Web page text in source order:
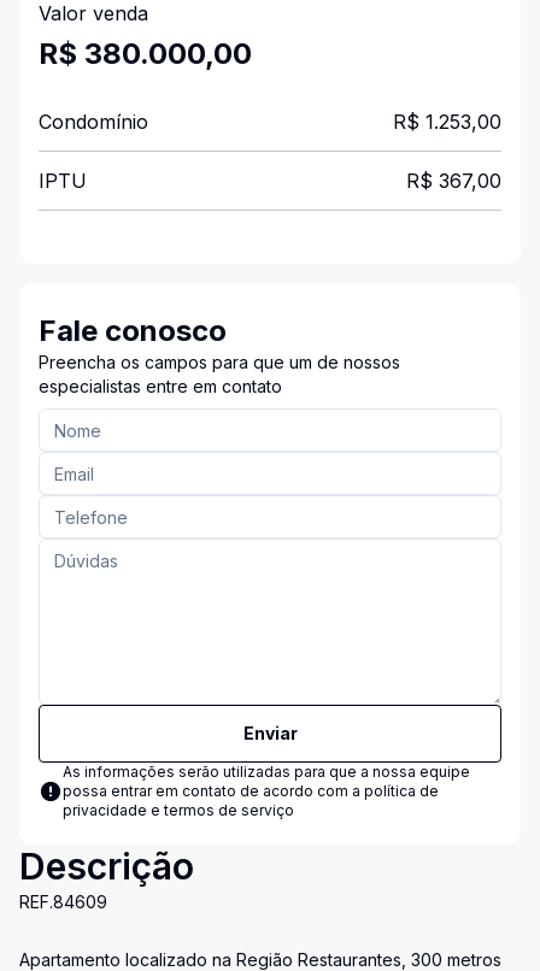
Valor venda
R$ 380.000,00
Condomínio R$ 1.253,00
IPTU R$ 367,00
Fale conosco
Preencha os campos para que um de nossos
especialistas entre em contato
Enviar
As informações serão utilizadas para que a nossa equipe
possa entrar em contato de acordo com a política de
privacidade e termos de serviço
Descrição
REF.84609
Apartamento localizado na Região Restaurantes, 300 metros